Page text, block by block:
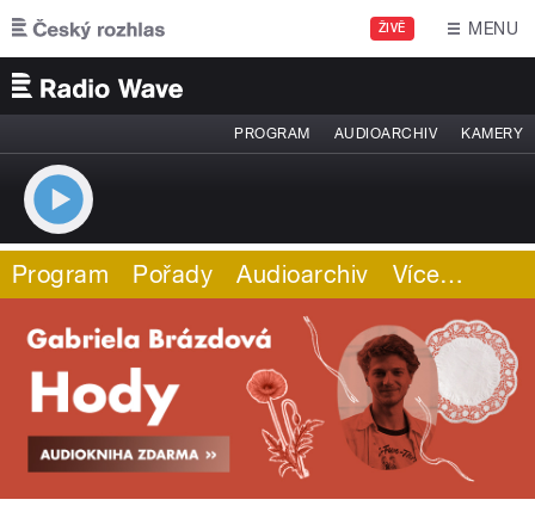
Přejít k hlavnímu obsahu
ŽIVĚ MENU
PROGRAM AUDIOARCHIV KAMERY
Program Pořady Audioarchiv Více…